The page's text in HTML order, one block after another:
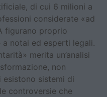
di cui 6 milioni a
considerate «ad
figurano proprio
notai ed esperti legali.
merita un’analisi
non
esistono sistemi di
controversie che